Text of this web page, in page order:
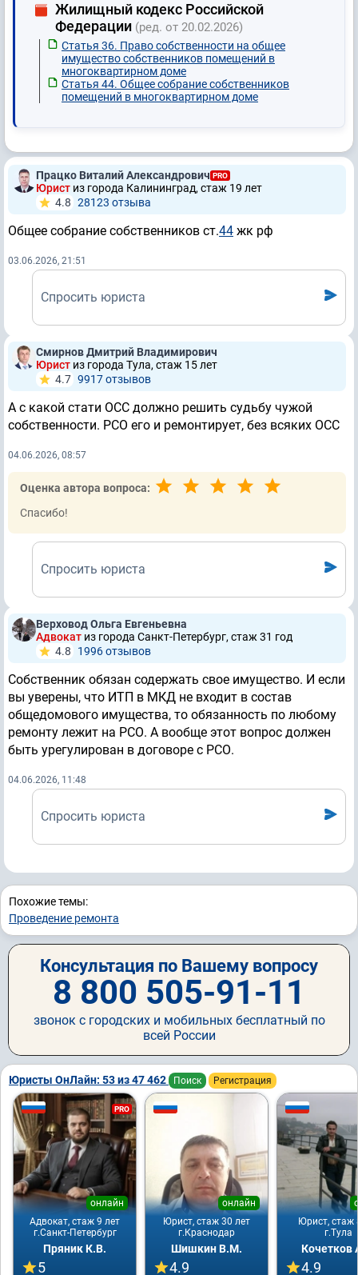
Жилищный кодекс Российской
Федерации (ред. от 20.02.2026)
Статья 36. Право собственности на общее
имущество собственников помещений в
многоквартирном доме
Статья 44. Общее собрание собственников
помещений в многоквартирном доме
Працко Виталий Александрович PRO
Юрист из города Калининград, стаж 19 лет
4.8 28123 отзывa
Общее собрание собственников ст.44 жк рф
03.06.2026, 21:51
Спросить юриста
Смирнов Дмитрий Владимирович
Юрист из города Тула, стаж 15 лет
4.7 9917 отзывов
А с какой стати ОСС должно решить судьбу чужой
собственности. РСО его и ремонтирует, без всяких ОСС
04.06.2026, 08:57
Оценка автора вопроса:
Спасибо!
Спросить юриста
Верховод Ольга Евгеньевна
Адвокат из города Санкт-Петербург, стаж 31 год
4.8
1996 отзывов
Собственник обязан содержать свое имущество. И если
вы уверены, что ИТП в МКД не входит в состав
общедомового имущества, то обязанность по любому
ремонту лежит на РСО. А вообще этот вопрос должен
быть урегулирован в договоре с РСО.
04.06.2026, 11:48
Спросить юриста
Похожие темы:
Проведение ремонта
Консультация по Вашему вопросу
8 800 505-91-11
звонок с городских и мобильных бесплатный по
всей России
Юристы ОнЛайн: 53 из 47 462 Поиск Регистрация
PRO
Адвокат, стаж 9 лет
онлайн
г.Санкт-Петербург
Пряник К.В.
5
Юрист, стаж 30 лет
онлайн
г.Краснодар
Шишкин В.М.
4.9
Юрист, стаж
г.Тула
Кочетков
4.9